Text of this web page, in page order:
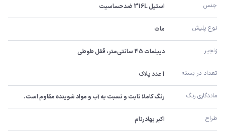
جنس استیل 316L ضدحساسیت
نوع پلیش مات
زنجیر دیپلمات 45 سانتی‌متر، قفل طوطی
تعداد در بسته 1 عدد پلاک
ماندگاری رنگ رنگ کاملا ثابت و نسبت به آب و مواد شوینده مقاوم است.
طراح اکبر بهادرنام